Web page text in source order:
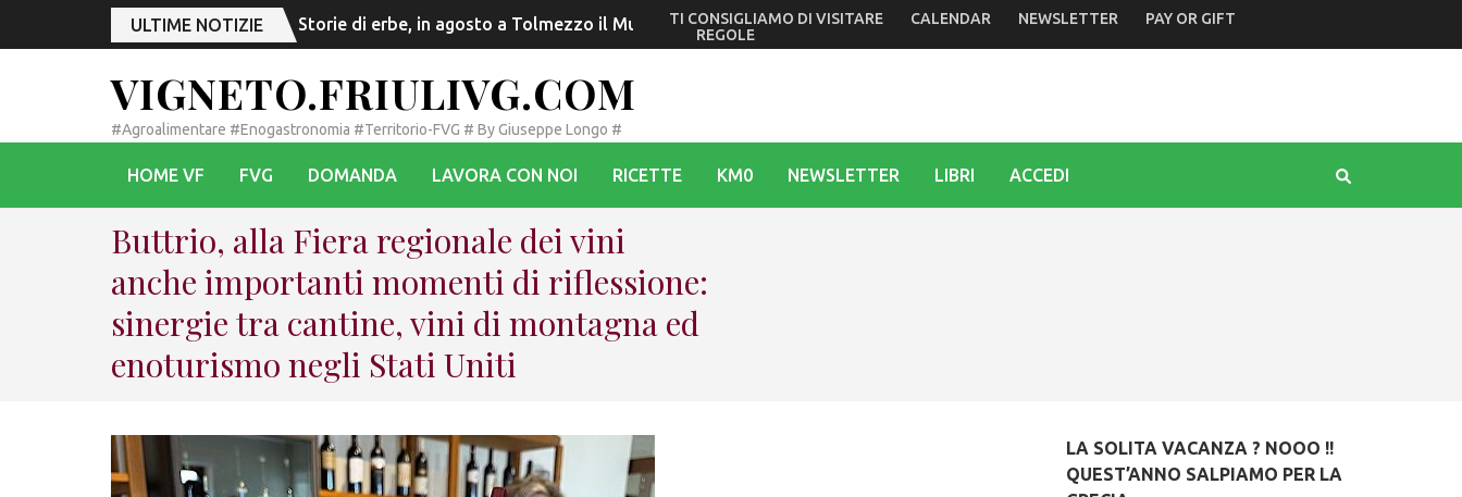
ULTIME NOTIZIE Storie di erbe, in agosto a Tolmezzo il Museo Carnico con nuovi appuntamenti tra natura, tradizioni e creatività
TI CONSIGLIAMO DI VISITARE CALENDAR NEWSLETTER
PAY OR GIFT
REGOLE
VIGNETO.FRIULIVG.COM
#Agroalimentare #Enogastronomia #Territorio-FVG # By Giuseppe Longo #
HOME VF FVG DOMANDA LAVORA CON NOI RICETTE KM0 NEWSLETTER LIBRI ACCEDI
Buttrio, alla Fiera regionale dei vini
anche importanti momenti di riflessione:
sinergie tra cantine, vini di montagna ed
enoturismo negli Stati Uniti
LA SOLITA VACANZA ? NOOO !!
QUEST’ANNO SALPIAMO PER LA